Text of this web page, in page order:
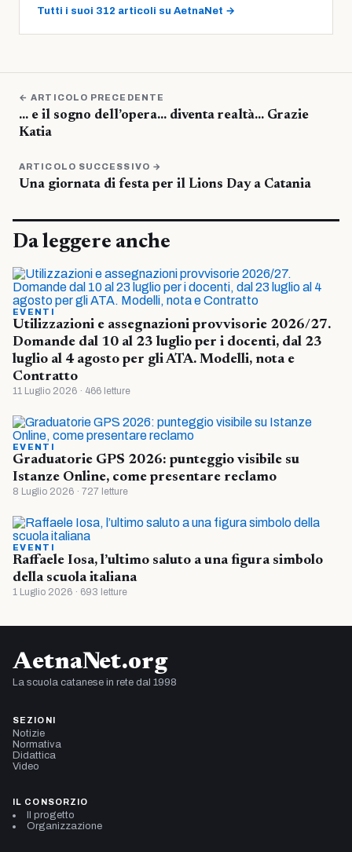
Tutti i suoi 312 articoli su AetnaNet →
← ARTICOLO PRECEDENTE
… e il sogno dell’opera… diventa realtà… Grazie
Katia
ARTICOLO SUCCESSIVO →
Una giornata di festa per il Lions Day a Catania
Da leggere anche
EVENTI
Utilizzazioni e assegnazioni provvisorie 2026/27.
Domande dal 10 al 23 luglio per i docenti, dal 23
luglio al 4 agosto per gli ATA. Modelli, nota e
Contratto
11 Luglio 2026 · 466 letture
EVENTI
Graduatorie GPS 2026: punteggio visibile su
Istanze Online, come presentare reclamo
8 Luglio 2026 · 727 letture
EVENTI
Raffaele Iosa, l’ultimo saluto a una figura simbolo
della scuola italiana
1 Luglio 2026 · 693 letture
AetnaNet.org
La scuola catanese in rete dal 1998
SEZIONI
Notizie
Normativa
Didattica
Video
IL CONSORZIO
Il progetto
Organizzazione